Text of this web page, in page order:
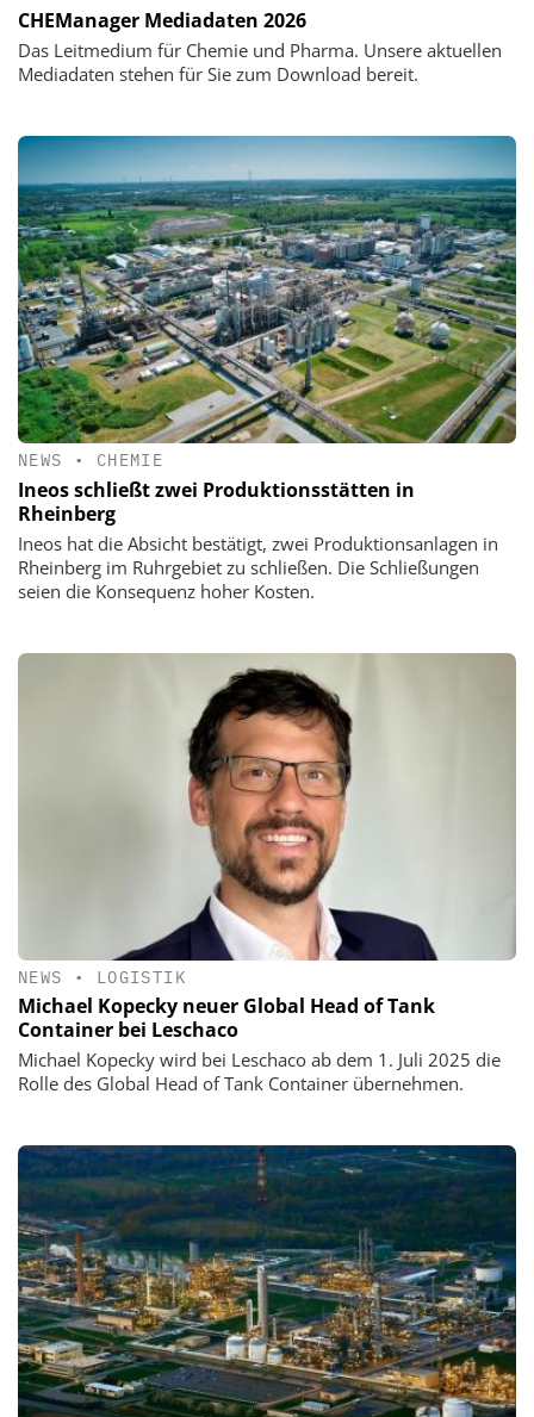
CHEManager Mediadaten 2026
Das Leitmedium für Chemie und Pharma. Unsere aktuellen
Mediadaten stehen für Sie zum Download bereit.
NEWS • CHEMIE
Ineos schließt zwei Produktionsstätten in
Rheinberg
Ineos hat die Absicht bestätigt, zwei Produktionsanlagen in
Rheinberg im Ruhrgebiet zu schließen. Die Schließungen
seien die Konsequenz hoher Kosten.
NEWS • LOGISTIK
Michael Kopecky neuer Global Head of Tank
Container bei Leschaco
Michael Kopecky wird bei Leschaco ab dem 1. Juli 2025 die
Rolle des Global Head of Tank Container übernehmen.